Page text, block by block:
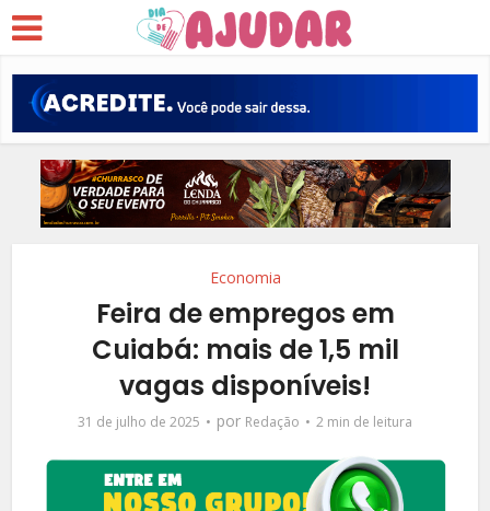
Economia
Feira de empregos em
Cuiabá: mais de 1,5 mil
vagas disponíveis!
31 de julho de 2025 por Redação 2 min de leitura